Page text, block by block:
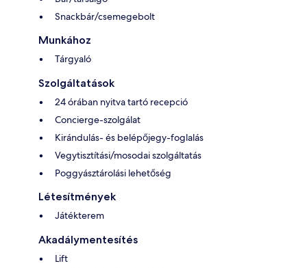
Snackbár/csemegebolt
Munkához
Tárgyaló
Szolgáltatások
24 órában nyitva tartó recepció
Concierge-szolgálat
Kirándulás- és belépőjegy-foglalás
Vegytisztítási/mosodai szolgáltatás
Poggyásztárolási lehetőség
Létesítmények
Játékterem
Akadálymentesítés
Lift